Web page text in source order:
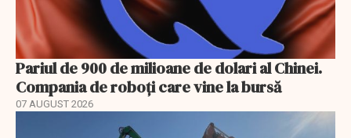
Pariul de 900 de milioane de dolari al Chinei.
Compania de roboți care vine la bursă
07 AUGUST 2026